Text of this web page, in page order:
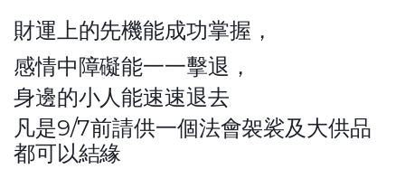
財運上的先機能成功掌握，
感情中障礙能一一擊退，
身邊的小人能速速退去
凡是9/7前請供一個法會袈裟及大供品
都可以結緣